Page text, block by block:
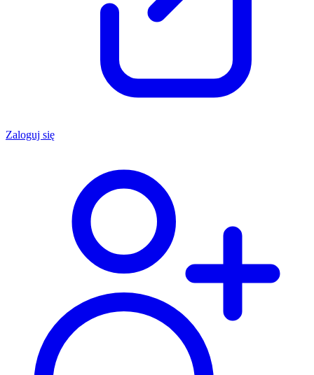
Zaloguj się